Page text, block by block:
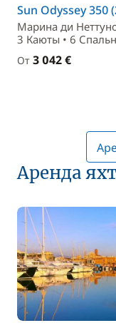
Sun Odyssey 350
Марина ди
3 Каюты • 6
От 3 042 €
Аренда